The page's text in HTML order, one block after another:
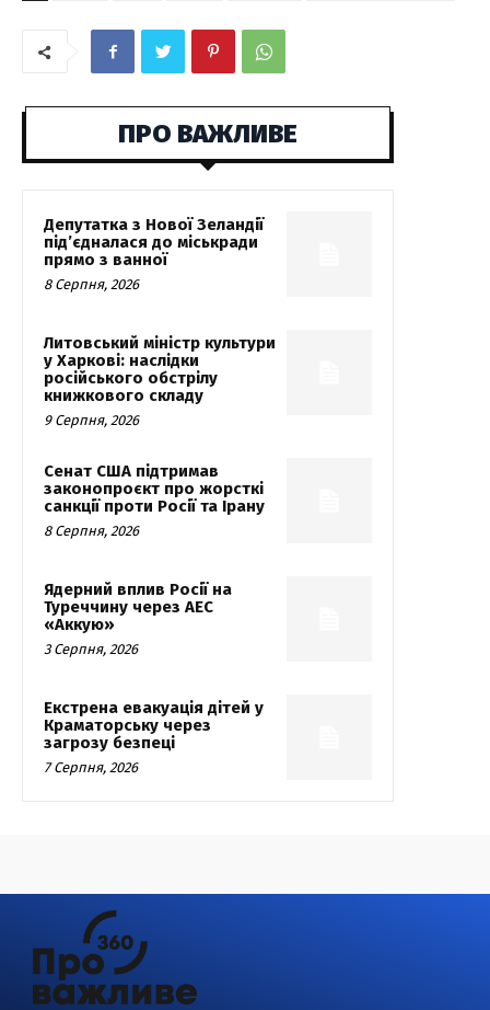
ПРО ВАЖЛИВЕ
Депутатка з Нової Зеландії
під’єдналася до міськради
прямо з ванної
8 Серпня, 2026
Литовський міністр культури
у Харкові: наслідки
російського обстрілу
книжкового складу
9 Серпня, 2026
Сенат США підтримав
законопроєкт про жорсткі
санкції проти Росії та Ірану
8 Серпня, 2026
Ядерний вплив Росії на
Туреччину через АЕС
«Аккую»
3 Серпня, 2026
Екстрена евакуація дітей у
Краматорську через
загрозу безпеці
7 Серпня, 2026